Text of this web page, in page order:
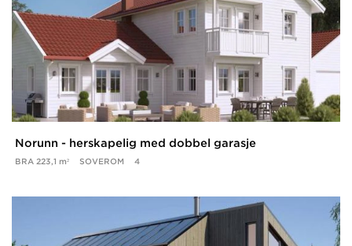
Norunn - herskapelig med dobbel garasje
BRA 223,1 m² SOVEROM 4